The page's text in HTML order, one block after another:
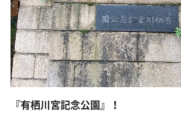
『有栖川宮記念公園』！